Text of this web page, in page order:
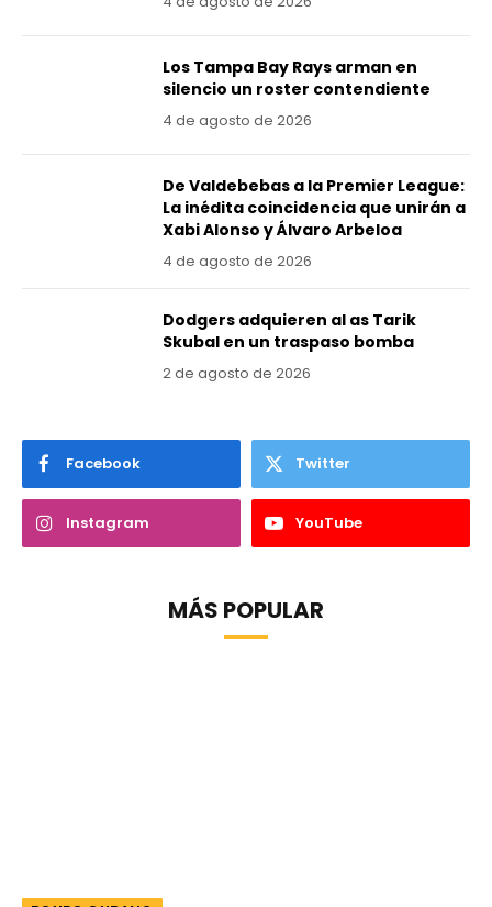
Los Tampa Bay Rays arman en
silencio un roster contendiente
4 de agosto de 2026
De Valdebebas a la Premier League:
La inédita coincidencia que unirán a
Xabi Alonso y Álvaro Arbeloa
4 de agosto de 2026
Dodgers adquieren al as Tarik
Skubal en un traspaso bomba
2 de agosto de 2026
Facebook Twitter
Instagram YouTube
MÁS POPULAR